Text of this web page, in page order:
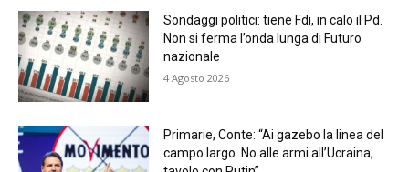
Sondaggi politici: tiene Fdi, in calo il Pd.
Non si ferma l’onda lunga di Futuro
nazionale
4 Agosto 2026
Primarie, Conte: “Ai gazebo la linea del
campo largo. No alle armi all’Ucraina,